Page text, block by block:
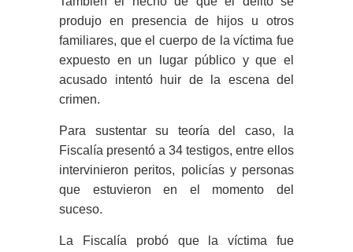
produjo en presencia de hijos u otros
familiares, que el cuerpo de la víctima fue
expuesto en un lugar público y que el
acusado intentó huir de la escena del
crimen.
Para sustentar su teoría del caso, la
Fiscalía presentó a 34 testigos, entre ellos
intervinieron peritos, policías y personas
que estuvieron en el momento del
suceso.
La Fiscalía probó que la víctima fue